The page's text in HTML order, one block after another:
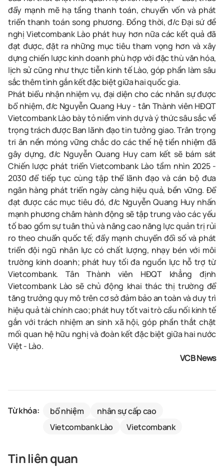
đẩy mạnh mẽ hạ tầng thanh toán, chuyển vốn và phát
triển thanh toán song phương. Đồng thời, đ/c Đại sứ đề
nghị Vietcombank Lào phát huy hơn nữa các kết quả đã
đạt được, đặt ra những mục tiêu tham vọng hơn và xây
dựng chiến lược kinh doanh phù hợp với đặc thù văn hóa,
lịch sử cũng như thực tiễn kinh tế Lào, góp phần làm sâu
sắc thêm tình gắn kết đặc biệt giữa hai quốc gia.
Phát biểu nhận nhiệm vụ, đại diện cho các nhân sự được
bổ nhiệm, đ/c Nguyễn Quang Huy - tân Thành viên HĐQT
Vietcombank Lào bày tỏ niềm vinh dự và ý thức sâu sắc về
trọng trách được Ban lãnh đạo tin tưởng giao. Trân trọng
tri ân nền móng vững chắc do các thế hệ tiền nhiệm đã
gây dựng, đ/c Nguyễn Quang Huy cam kết sẽ bám sát
Chiến lược phát triển Vietcombank Lào tầm nhìn 2025 -
2030 để tiếp tục cùng tập thể lãnh đạo và cán bộ đưa
ngân hàng phát triển ngày càng hiệu quả, bền vững. Để
đạt được các mục tiêu đó, đ/c Nguyễn Quang Huy nhấn
mạnh phương châm hành động sẽ tập trung vào các yếu
tố bao gồm sự tuân thủ và nâng cao năng lực quản trị rủi
ro theo chuẩn quốc tế; đẩy mạnh chuyển đổi số và phát
triển đội ngũ nhân lực có chất lượng, nhạy bén với môi
trường kinh doanh; phát huy tối đa nguồn lực hỗ trợ từ
Vietcombank. Tân Thành viên HĐQT khẳng định
Vietcombank Lào sẽ chủ động khai thác thị trường để
tăng trưởng quy mô trên cơ sở đảm bảo an toàn và duy trì
hiệu quả tài chính cao; phát huy tốt vai trò cầu nối kinh tế
gắn với trách nhiệm an sinh xã hội, góp phần thắt chặt
mối quan hệ hữu nghị và đoàn kết đặc biệt giữa hai nước
Việt - Lào.
VCB News
Từ khóa: bổ nhiệm
nhân sự cấp cao
Vietcombank Lào
Vietcombank
Tin liên quan